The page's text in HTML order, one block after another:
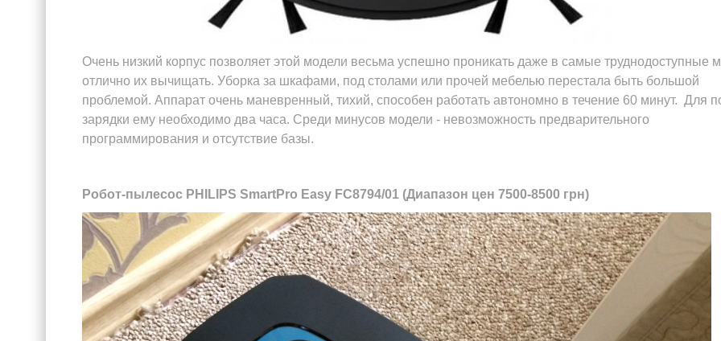
Очень низкий корпус позволяет этой модели весьма успешно проникать даже в самые труднодоступные
отлично их вычищать. Уборка за шкафами, под столами или прочей мебелью перестала быть большой
проблемой. Аппарат очень маневренный, тихий, способен работать автономно в течение 60 минут. Для
зарядки ему необходимо два часа. Среди минусов модели - невозможность предварительного
программирования и отсутствие базы.
Робот-пылесос PHILIPS SmartPro Easy FC8794/01 (Диапазон цен 7500-8500 грн)